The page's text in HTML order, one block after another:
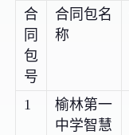
合
同
包
号
合同包名
称
1
榆林第一
中学智慧